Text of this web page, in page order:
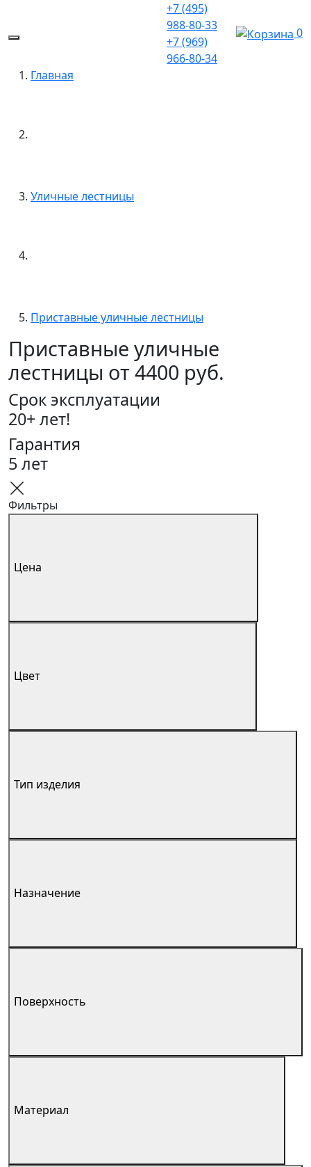
+7 (495)
988-80-33
+7 (969)
966-80-34
0
Главная
Уличные лестницы
Приставные уличные лестницы
Приставные уличные
лестницы от 4400 руб.
Срок эксплуатации
20+ лет!
Гарантия
5 лет
Фильтры
Цена
Цвет
Тип изделия
Назначение
Поверхность
Материал